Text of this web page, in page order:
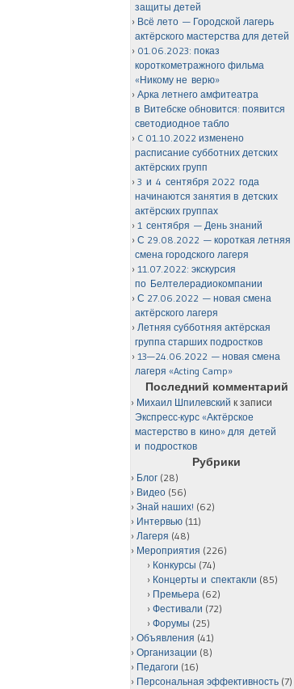
защиты детей
Всё лето — Городской лагерь
актёрского мастерства для детей
01.06.2023: показ
короткометражного фильма
«Никому не верю»
Арка летнего амфитеатра
в Витебске обновится: появится
светодиодное табло
C 01.10.2022 изменено
расписание субботних детских
актёрских групп
3 и 4 сентября 2022 года
начинаются занятия в детских
актёрских группах
1 сентября — День знаний
С 29.08.2022 — короткая летняя
смена городского лагеря
11.07.2022: экскурсия
по Белтелерадиокомпании
С 27.06.2022 — новая смена
актёрского лагеря
Летняя субботняя актёрская
группа старших подростков
13—24.06.2022 — новая смена
лагеря «Acting Camp»
Последний комментарий
Михаил Шпилевский к записи
Экспресс-курс «Актёрское
мастерство в кино» для детей
и подростков
Рубрики
Блог (28)
Видео (56)
Знай наших! (62)
Интервью (11)
Лагеря (48)
Мероприятия (226)
Конкурсы (74)
Концерты и спектакли (85)
Премьера (62)
Фестивали (72)
Форумы (25)
Объявления (41)
Организации (8)
Педагоги (16)
Персональная эффективность (7)